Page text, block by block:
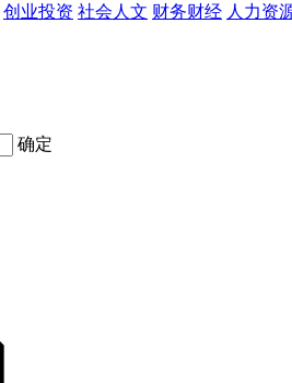
创业投资 社会人文 财务财经 人力资
确定